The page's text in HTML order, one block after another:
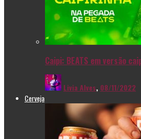
Caipi: BEATS em versão
Livia Alves, 08/11/2022
Cerveja